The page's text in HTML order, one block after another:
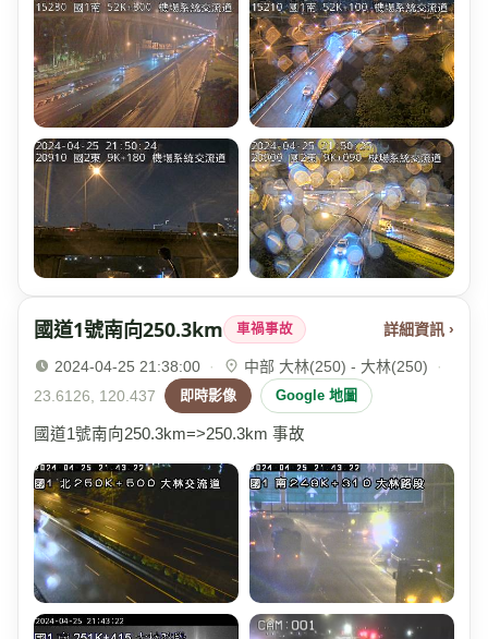
國道1號南向250.3km 車禍事故 詳細資訊 ›
2024-04-25 21:38:00 · 中部 大林(250) - 大林(250)
·
23.6126, 120.437
即時影像 Google 地圖
國道1號南向250.3km=>250.3km 事故